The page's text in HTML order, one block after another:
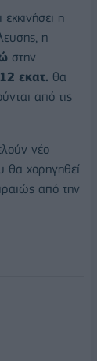
η
η
στην
12 εκατ. θα
από τις
νέο
θα χορηγηθεί
από την